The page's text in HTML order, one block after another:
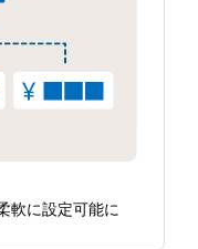
軟に設定可能に